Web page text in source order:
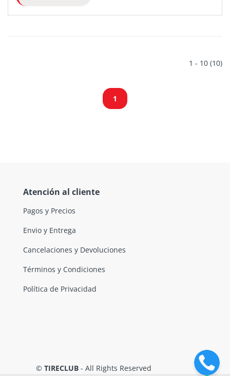
1 - 10 (10)
1
Atención al cliente
Pagos y Precios
Envio y Entrega
Cancelaciones y Devoluciones
Términos y Condiciones
Política de Privacidad
© TIRECLUB - All Rights Reserved